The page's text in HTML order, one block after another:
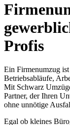
Profis
Ein Firmenumzug
Betriebsabläufe,
Mit Schwarz
Partner, der Ihren
ohne unnötige
Egal ob kleines